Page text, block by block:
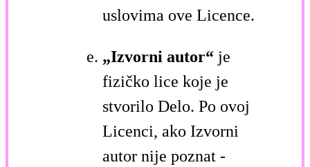
uslovima ove Licence.
„Izvorni autor“ je
fizičko lice koje je
stvorilo Delo. Po ovoj
Licenci, ako Izvorni
autor nije poznat -